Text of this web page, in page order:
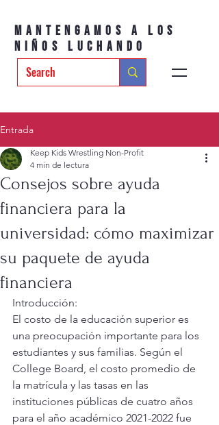
Mantengamos a los
niños luchando
Entrada
Consejos sobre ayuda
financiera para la
universidad: cómo maximizar
su paquete de ayuda
financiera
Keep Kids Wrestling Non-Profit
4 min de lectura
Introducción:
El costo de la educación superior es
una preocupación importante para los
estudiantes y sus familias. Según el
College Board, el costo promedio de
la matrícula y las tasas en las
instituciones públicas de cuatro años
para el año académico 2021-2022 fue